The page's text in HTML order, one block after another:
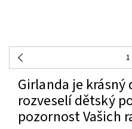
1
Girlanda je
rozveselí dětský
pozornost Vašich